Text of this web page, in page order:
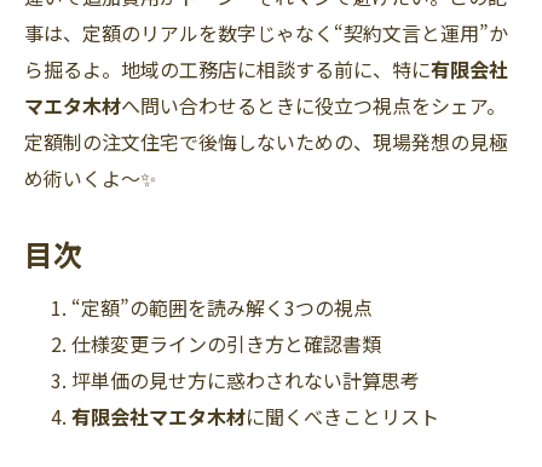
事は、定額のリアルを数字じゃなく“契約文言と運用”か
ら掘るよ。地域の工務店に相談する前に、特に有限会社
マエタ木材へ問い合わせるときに役立つ視点をシェア。
定額制の注文住宅で後悔しないための、現場発想の見極
め術いくよ〜✨
目次
“定額”の範囲を読み解く3つの視点
仕様変更ラインの引き方と確認書類
坪単価の見せ方に惑わされない計算思考
有限会社マエタ木材に聞くべきことリスト